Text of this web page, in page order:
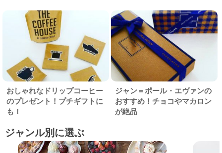
おしゃれなドリップコーヒー
のプレゼント！プチギフトに
も！
ジャン＝ポール・エヴァンの
おすすめ！チョコやマカロン
が絶品
ジャンル別に選ぶ